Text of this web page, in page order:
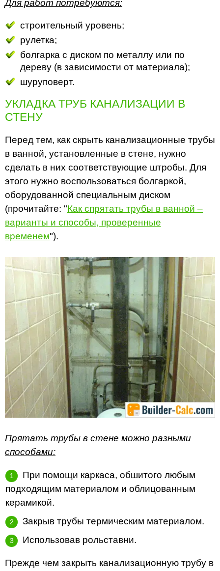
Для работ потребуются:
строительный уровень;
рулетка;
болгарка с диском по металлу или по
дереву (в зависимости от материала);
шуруповерт.
УКЛАДКА ТРУБ КАНАЛИЗАЦИИ В
СТЕНУ
Перед тем, как скрыть канализационные трубы
в ванной, установленные в стене, нужно
сделать в них соответствующие штробы. Для
этого нужно воспользоваться болгаркой,
оборудованной специальным диском
(прочитайте: "Как спрятать трубы в ванной –
варианты и способы, проверенные
временем").
Прятать трубы в стене можно разными
способами:
При помощи каркаса, обшитого любым
подходящим материалом и облицованным
керамикой.
Закрыв трубы термическим материалом.
Использовав рольставни.
Прежде чем закрыть канализационную трубу в